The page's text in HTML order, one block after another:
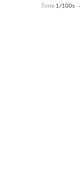
Time 1/100s ·